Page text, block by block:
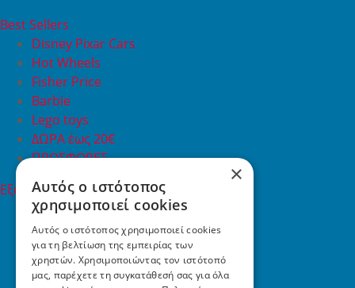
Best Sellers
Disney Pixar Cars
Hot Wheels
Fisher Price
Barbie
Lego toys
ΔΩΡΑ έως 20€
ΠΡΟΣΦΟΡΕΣ
Εξυπηρέτηση Πελατών
Εξυπηρέτηση πελατών
Συχνές ερωτήσεις
Όροι χρήσης
Τρόποι Πληρωμής
×
Αυτός ο ιστότοπος
χρησιμοποιεί cookies
Αυτός ο ιστότοπος χρησιμοποιεί cookies
για τη βελτίωση της εμπειρίας των
χρηστών. Χρησιμοποιώντας τον ιστότοπό
μας, παρέχετε τη συγκατάθεσή σας για όλα